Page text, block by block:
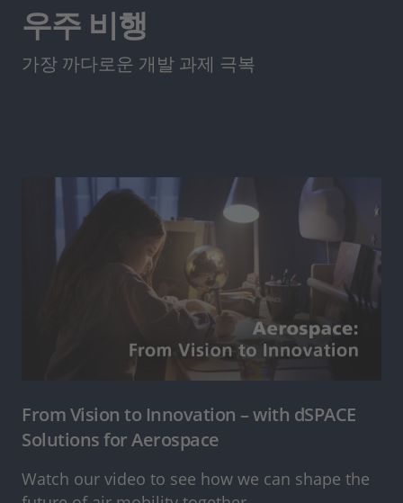
인재채용
우주 비행
가장 까다로운 개발 과제 극복
From Vision to Innovation – with dSPACE
Solutions for Aerospace
Watch our video to see how we can shape the